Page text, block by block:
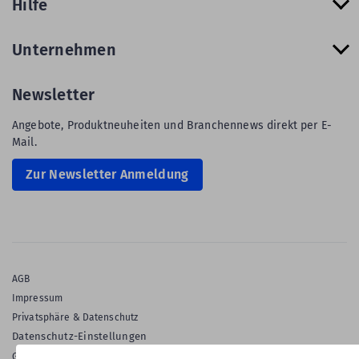
Hilfe
Unternehmen
Newsletter
Angebote, Produktneuheiten und Branchennews direkt per E-
Mail.
Zur Newsletter Anmeldung
AGB
Impressum
Privatsphäre & Datenschutz
Datenschutz-Einstellungen
Gewährleistung